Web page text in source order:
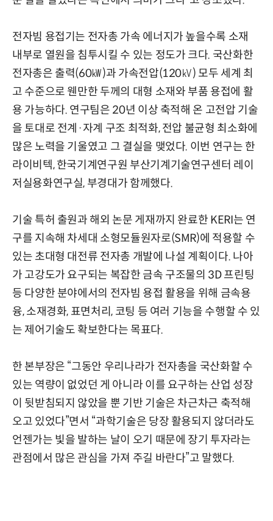
전자빔 용접기는 전자총 가속 에너지가 높을수록 소재
내부로 열원을 침투시킬 수 있는 정도가 크다. 국산화한
전자총은 출력(60㎾)과 가속전압(120㎸) 모두 세계 최
고 수준으로 웬만한 두께의 대형 소재와 부품 용접에 활
용 가능하다. 연구팀은 20년 이상 축적해 온 고전압 기술
을 토대로 전계·자계 구조 최적화, 전압 불균형 최소화에
많은 노력을 기울였고 그 결실을 맺었다. 이번 연구는 한
라이비텍, 한국기계연구원 부산기계기술연구센터 레이
저실용화연구실, 부경대가 함께했다.
기술 특허 출원과 해외 논문 게재까지 완료한 KERI는 연
구를 지속해 차세대 소형모듈원자로(SMR)에 적용할 수
있는 초대형 대전류 전자총 개발에 나설 계획이다. 나아
가 고강도가 요구되는 복잡한 금속 구조물의 3D 프린팅
등 다양한 분야에서의 전자빔 용접 활용을 위해 금속용
융, 소재경화, 표면처리, 코팅 등 여러 기능을 수행할 수 있
는 제어기술도 확보한다는 목표다.
한 본부장은 “그동안 우리나라가 전자총을 국산화할 수
있는 역량이 없었던 게 아니라 이를 요구하는 산업 성장
이 뒷받침되지 않았을 뿐 기반 기술은 차근차근 축적해
오고 있었다”면서 “과학기술은 당장 활용되지 않더라도
언젠가는 빛을 발하는 날이 오기 때문에 장기 투자라는
관점에서 많은 관심을 가져 주길 바란다”고 말했다.